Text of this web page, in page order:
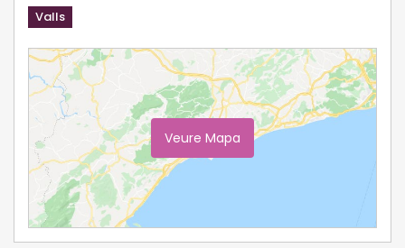
Valls
Veure Mapa